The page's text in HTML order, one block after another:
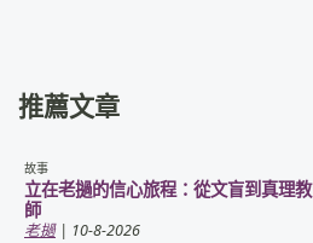
推薦文章
故事
立在老撾的信心旅程：從文盲到真理教
師
老撾| 10-8-2026